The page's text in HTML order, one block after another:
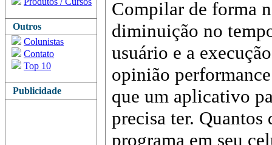
Outros
Colunistas
Contato
Top 10
Publicidade
Compilar de forma
diminuição no
usuário e a
opinião
que um aplicativo
precisa ter.
programa em seu